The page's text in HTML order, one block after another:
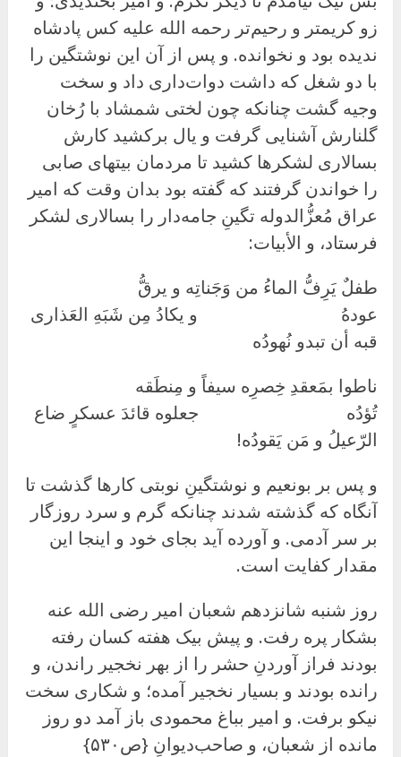
زو کریمتر و رحیم‌تر رحمه الله علیه کس پادشاه
ندیده بود و نخوانده. و پس از آن این نوشتگین را
با دو شغل که داشت دوات‌داری داد و سخت
وجیه گشت چنانکه چون لختی شمشاد با رُخان
گلنارش آشنایی گرفت و یال برکشید کارش
بسالاری لشکرها کشید تا مردمان بیتهای صابی
را خواندن گرفتند که گفته بود بدان وقت که امیر
عراق مُعزُّالدوله تگینِ جامه‌دار را بسالاری لشکر
فرستاد، و الأبیات:
طفلٌ یَرِفُّ الماءُ من وَجَناتِه و یرقُّ
عودهُ و یکادُ مِن شَبَهِ العَذارى
قبه أن تبدو نُهودُه
ناطوا بمَعقدِ خِصرِه سیفاً و مِنطَقه
تُؤدُه جعلوه قائدَ عسکرٍ ضاع
الرّعیلُ و مَن یَقودُه!
و پس بر بونعیم و نوشتگینِ نوبتی کارها گذشت تا
آنگاه که گذشته شدند چنانکه گرم و سرد روزگار
بر سر آدمی. و آورده آید بجای خود و اینجا این
مقدار کفایت است.
روز شنبه شانزدهم شعبان امیر رضی الله عنه
بشکار پره رفت. و پیش بیک هفته کسان رفته
بودند فراز آوردنِ حشر را از بهر نخجیر راندن، و
رانده بودند و بسیار نخجیر آمده؛ و شکاری سخت
نیکو برفت. و امیر بباغ محمودی باز آمد دو روز
مانده از شعبان، و صاحب‌دیوانِ {ص۵۳۰}